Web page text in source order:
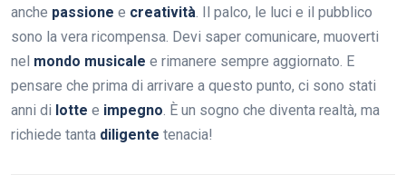
anche passione e creatività. Il palco, le luci e il pubblico
sono la vera ricompensa. Devi saper comunicare, muoverti
nel mondo musicale e rimanere sempre aggiornato. E
pensare che prima di arrivare a questo punto, ci sono stati
anni di lotte e impegno. È un sogno che diventa realtà, ma
richiede tanta diligente tenacia!